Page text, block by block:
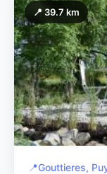
📍 39.7 km
📍Gouttieres,